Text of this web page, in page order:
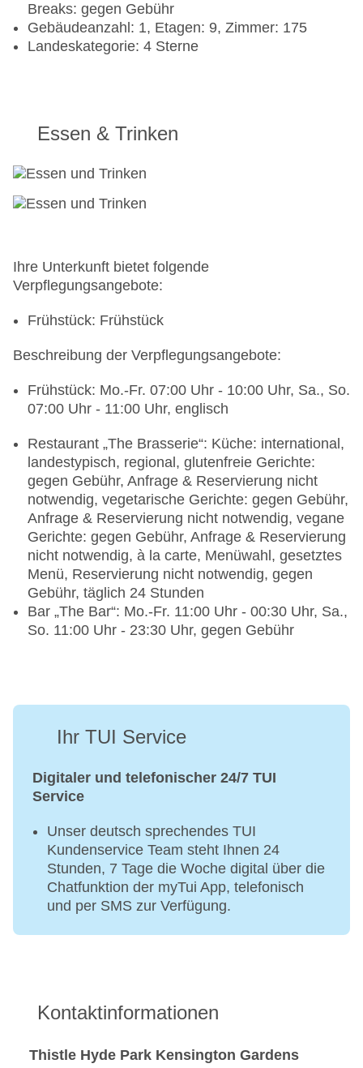
Breaks: gegen Gebühr
Gebäudeanzahl: 1, Etagen: 9, Zimmer: 175
Landeskategorie: 4 Sterne
Essen & Trinken
Ihre Unterkunft bietet folgende
Verpflegungsangebote:
Frühstück: Frühstück
Beschreibung der Verpflegungsangebote:
Frühstück: Mo.-Fr. 07:00 Uhr - 10:00 Uhr, Sa., So.
07:00 Uhr - 11:00 Uhr, englisch
Restaurant „The Brasserie“: Küche: international,
landestypisch, regional, glutenfreie Gerichte:
gegen Gebühr, Anfrage & Reservierung nicht
notwendig, vegetarische Gerichte: gegen Gebühr,
Anfrage & Reservierung nicht notwendig, vegane
Gerichte: gegen Gebühr, Anfrage & Reservierung
nicht notwendig, à la carte, Menüwahl, gesetztes
Menü, Reservierung nicht notwendig, gegen
Gebühr, täglich 24 Stunden
Bar „The Bar“: Mo.-Fr. 11:00 Uhr - 00:30 Uhr, Sa.,
So. 11:00 Uhr - 23:30 Uhr, gegen Gebühr
Ihr TUI Service
Digitaler und telefonischer 24/7 TUI
Service
Unser deutsch sprechendes TUI
Kundenservice Team steht Ihnen 24
Stunden, 7 Tage die Woche digital über die
Chatfunktion der myTui App, telefonisch
und per SMS zur Verfügung.
Kontaktinformationen
Thistle Hyde Park Kensington Gardens